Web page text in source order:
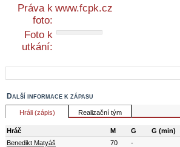
Práva k
foto:
www.fcpk.cz
Foto k
utkání:
Další informace k zápasu
Hráli (zápis) Realizační tým
Hráč M G
G (min)
Benedikt Matyáš
70
-